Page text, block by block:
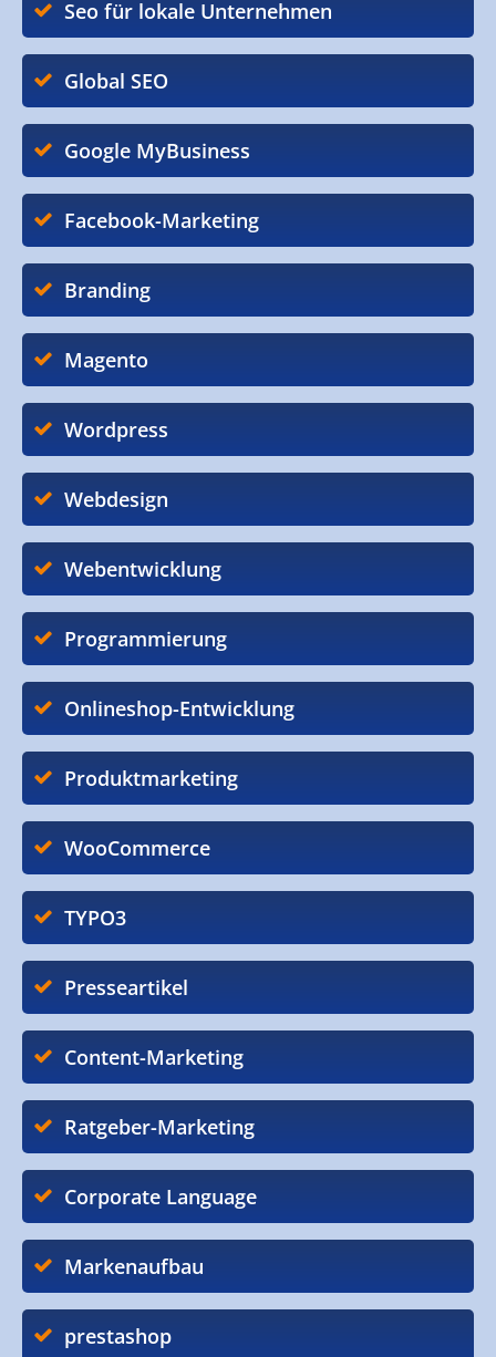
Seo für lokale Unternehmen
Global SEO
Google MyBusiness
Facebook-Marketing
Branding
Magento
Wordpress
Webdesign
Webentwicklung
Programmierung
Onlineshop-Entwicklung
Produktmarketing
WooCommerce
TYPO3
Presseartikel
Content-Marketing
Ratgeber-Marketing
Corporate Language
Markenaufbau
prestashop